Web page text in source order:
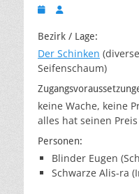
Veröffentlicht
Autor
Bezirk / Lage:
Der Schinken
Seifenschaum)
keine Wache, keine
alles hat seinen Preis
Personen:
Blinder Eugen
Schwarze Alis-ra